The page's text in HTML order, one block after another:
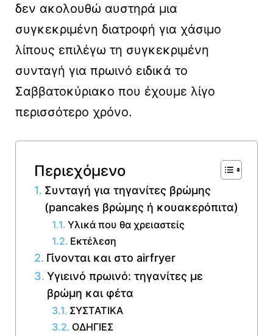
δεν ακολουθώ αυστηρά μια
συγκεκριμένη διατροφή για χάσιμο
λίπους επιλέγω τη συγκεκριμένη
συνταγή για πρωινό ειδικά το
Σαββατοκύριακο που έχουμε λίγο
περισσότερο χρόνο.
Περιεχόμενο
Συνταγή για τηγανίτες βρώμης
(pancakes βρώμης ή κουακερόπιτα)
Υλικά που θα χρειαστείς
Εκτέλεση
Γίνονται και στο airfryer
Υγιεινό πρωινό: τηγανίτες με
βρώμη και φέτα
ΣΥΣΤΑΤΙΚΑ
ΟΔΗΓΙΕΣ